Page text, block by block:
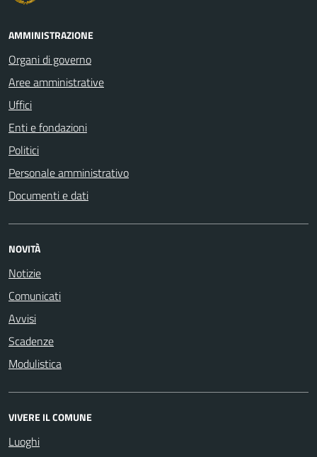
AMMINISTRAZIONE
Organi di governo
Aree amministrative
Uffici
Enti e fondazioni
Politici
Personale amministrativo
Documenti e dati
NOVITÀ
Notizie
Comunicati
Avvisi
Scadenze
Modulistica
VIVERE IL COMUNE
Luoghi